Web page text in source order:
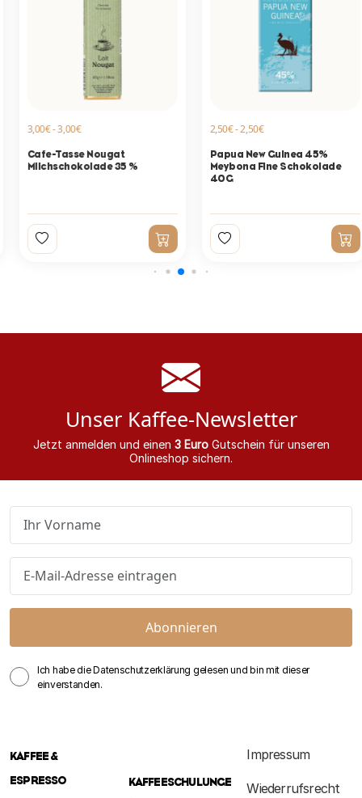
3,00€ - 3,00€
Cafe-Tasse Nougat
Milchschokolade 35 %
2,50€ - 2,50€
Papua New Guinea 45%
Meybona Fine Schokolade
40G
Unser Kaffee-Newsletter
Jetzt anmelden und einen 3 EuroGutschein für unseren
Onlineshop sichern.
Abonnieren
Ich habe die Datenschutzerklärung gelesen und bin mit dieser
einverstanden.
KAFFEE &
ESPRESSO
KAFFEESCHULUNGE
Impressum
Wiederrufsrecht